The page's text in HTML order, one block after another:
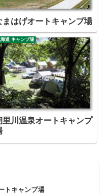
まはげオートキャンプ場
道 キャンプ場
里川温泉オートキャンプ
トキャンプ場